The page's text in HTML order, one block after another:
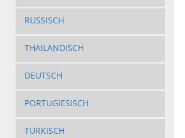
RUSSISCH
THAILÄNDISCH
DEUTSCH
PORTUGIESISCH
TÜRKISCH